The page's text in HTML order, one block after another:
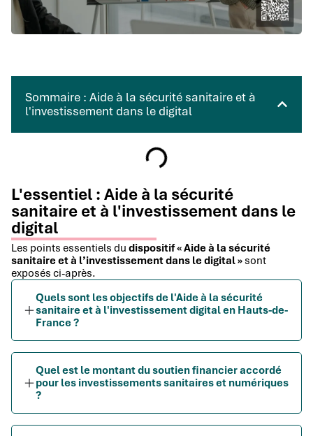
Sommaire : Aide à la sécurité sanitaire et à
l'investissement dans le digital
L'essentiel : Aide à la sécurité
sanitaire et à l'investissement dans le
digital
Les points essentiels du dispositif « Aide à la sécurité
sanitaire et à l’investissement dans le digital » sont
exposés ci-après.
Quels sont les objectifs de l'Aide à la sécurité
sanitaire et à l'investissement digital en Hauts-de-
France ?
Quel est le montant du soutien financier accordé
pour les investissements sanitaires et numériques
?